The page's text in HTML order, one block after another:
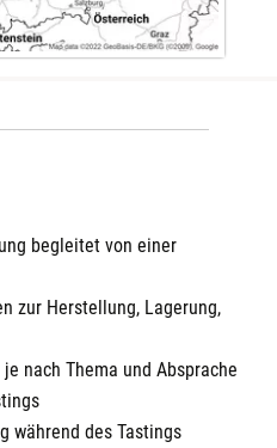
begleitet von einer
zur Herstellung, Lagerung,
nach Thema und Absprache
während des Tastings